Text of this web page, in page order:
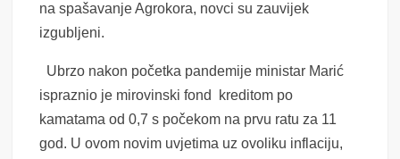
na spašavanje Agrokora, novci su zauvijek
izgubljeni.
Ubrzo nakon početka pandemije ministar Marić
ispraznio je mirovinski fond kreditom po
kamatama od 0,7 s počekom na prvu ratu za 11
god. U ovom novim uvjetima uz ovoliku inflaciju,